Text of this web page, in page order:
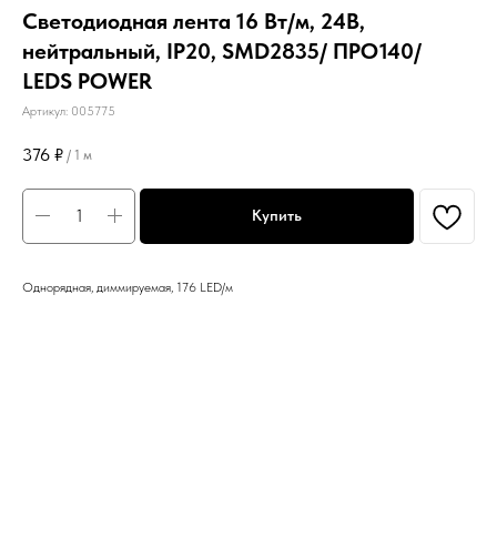
Светодиодная лента 16 Вт/м, 24В,
нейтральный, IP20, SMD2835/ ПРО140/
LEDS POWER
Артикул: 005775
376 ₽ / 1 м
Купить
Однорядная, диммируемая, 176 LED/м